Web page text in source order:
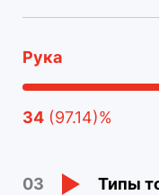
Рука
34 (97.14)%
03 Типы